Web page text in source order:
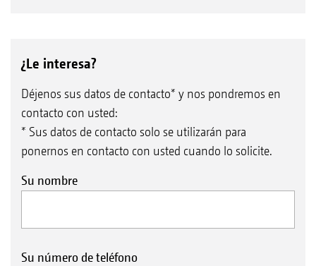
¿Le interesa?
Déjenos sus datos de contacto* y nos pondremos en
contacto con usted:
* Sus datos de contacto solo se utilizarán para
ponernos en contacto con usted cuando lo solicite.
Su nombre
Su número de teléfono